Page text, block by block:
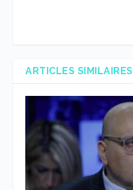
ARTICLES SIMILAIRES